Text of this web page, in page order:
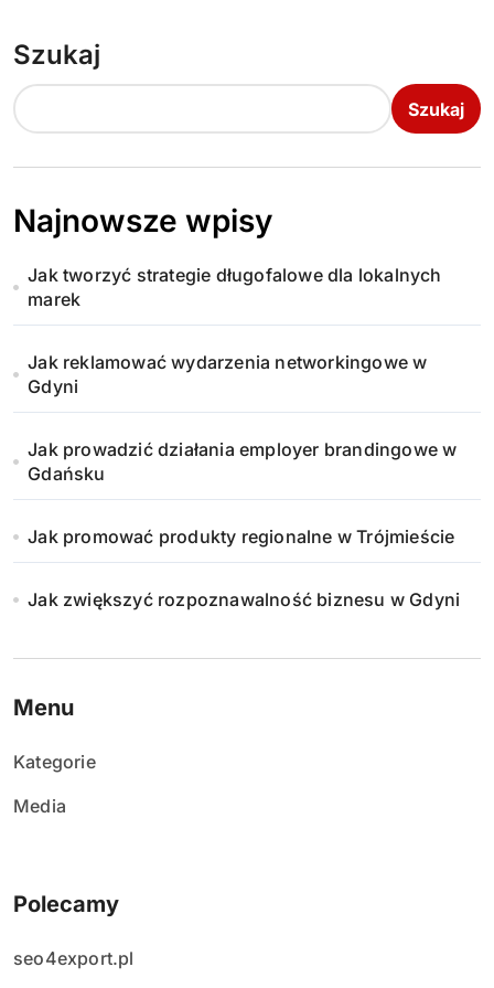
Szukaj
Szukaj
Najnowsze wpisy
Jak tworzyć strategie długofalowe dla lokalnych
marek
Jak reklamować wydarzenia networkingowe w
Gdyni
Jak prowadzić działania employer brandingowe w
Gdańsku
Jak promować produkty regionalne w Trójmieście
Jak zwiększyć rozpoznawalność biznesu w Gdyni
Menu
Kategorie
Media
Polecamy
seo4export.pl